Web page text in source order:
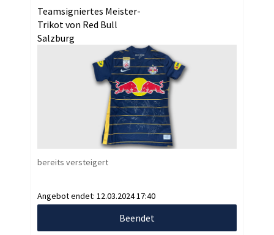
Teamsigniertes Meister-
Trikot von Red Bull
Salzburg
bereits versteigert
Angebot endet: 12.03.2024 17:40
Beendet